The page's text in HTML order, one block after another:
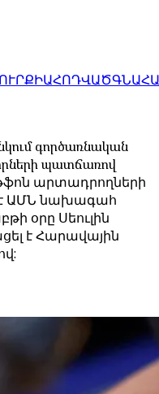
ՀՈԴՎԱԾ
գործառնական
պատճառով
արտադրողների
է ԱՄՆ նախագահ
օրը Սեուլին
է Հարավային